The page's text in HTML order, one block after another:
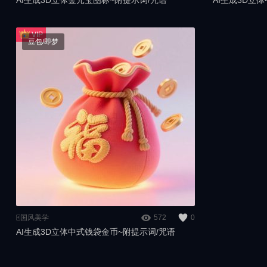
🀄️国风美学 572 0
AI生成3D立体中式钱袋金币~附提示词/咒语
豆包/即梦